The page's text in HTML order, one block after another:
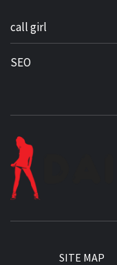
call girl
SEO
SITE MAP